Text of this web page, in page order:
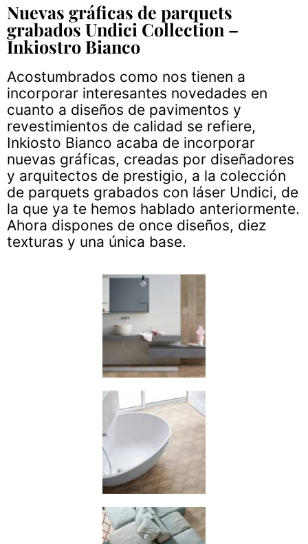
Nuevas gráficas de parquets
grabados Undici Collection –
Inkiostro Bianco
Acostumbrados como nos tienen a
incorporar interesantes novedades en
cuanto a diseños de pavimentos y
revestimientos de calidad se refiere,
Inkiosto Bianco acaba de incorporar
nuevas gráficas, creadas por diseñadores
y arquitectos de prestigio, a la colección
de parquets grabados con láser Undici, de
la que ya te hemos hablado anteriormente.
Ahora dispones de once diseños, diez
texturas y una única base.